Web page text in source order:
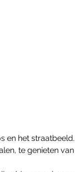
en het
te genieten